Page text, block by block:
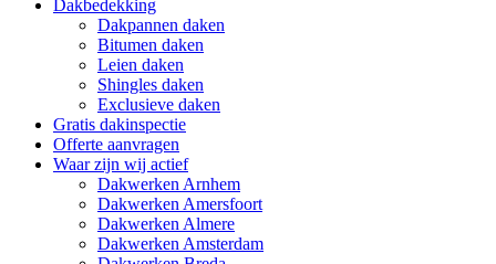
Dakbedekking
Dakpannen daken
Bitumen daken
Leien daken
Shingles daken
Exclusieve daken
Gratis dakinspectie
Offerte aanvragen
Waar zijn wij actief
Dakwerken Arnhem
Dakwerken Amersfoort
Dakwerken Almere
Dakwerken Amsterdam